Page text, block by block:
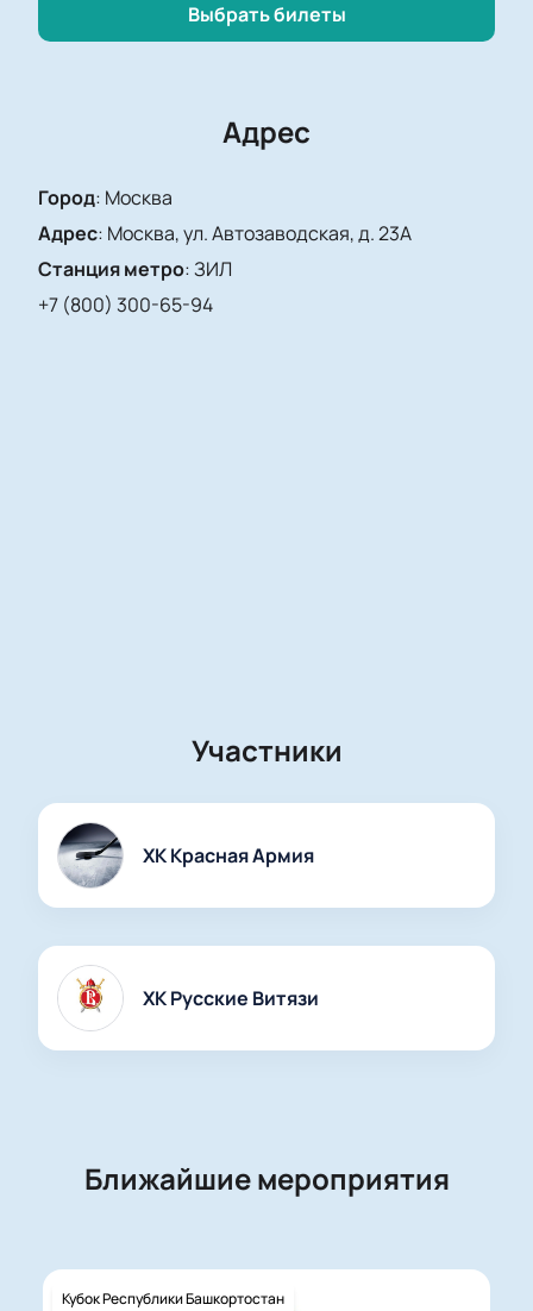
Выбрать билеты
Адрес
Город: Москва
Адрес: Москва, ул. Автозаводская, д. 23А
Станция метро:ЗИЛ
+7 (800) 300-65-94
Участники
ХК Красная Армия
ХК Русские Витязи
Ближайшие мероприятия
Кубок Республики Башкортостан